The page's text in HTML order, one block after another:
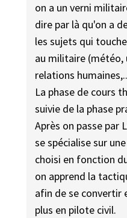
on a un verni
dire par là qu'on a
les sujets qui
au militaire (météo,
relations
La phase de cours
suivie de la phase
Après on passe par
se spécialise sur
choisi en fonction
on apprend la
afin de se convertir
plus en pilote civil.